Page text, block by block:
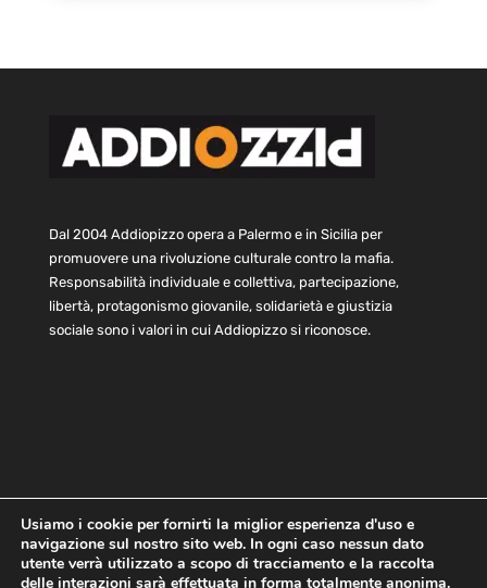
Dal 2004 Addiopizzo opera a Palermo e in Sicilia per
promuovere una rivoluzione culturale contro la mafia.
Responsabilità individuale e collettiva, partecipazione,
libertà, protagonismo giovanile, solidarietà e giustizia
sociale sono i valori in cui Addiopizzo si riconosce.
Home Statuto e bilancio
Contatti
Privacy
Cookie Child Protection Policy
Usiamo i cookie per fornirti la miglior esperienza d'uso e
navigazione sul nostro sito web. In ogni caso nessun dato
utente verrà utilizzato a scopo di tracciamento e la raccolta
delle interazioni sarà effettuata in forma totalmente anonima.